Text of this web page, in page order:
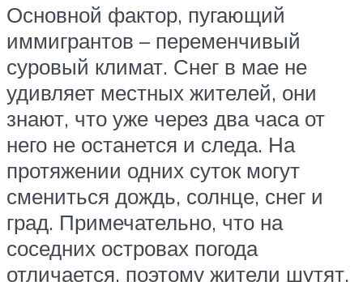
Основной фактор, пугающий
иммигрантов – переменчивый
суровый климат. Снег в мае не
удивляет местных жителей, они
знают, что уже через два часа от
него не останется и следа. На
протяжении одних суток могут
смениться дождь, солнце, снег и
град. Примечательно, что на
соседних островах погода
отличается, поэтому жители шутят,